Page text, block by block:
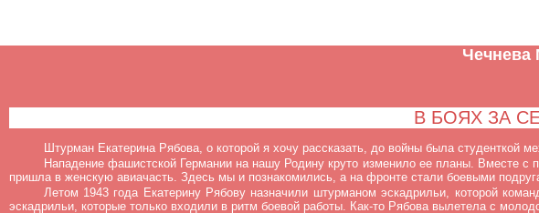
Чечнева
В БОЯХ ЗА
Штурман Екатерина Рябова, о которой я хочу рассказать, до войны была студенткой
Нападение фашистской Германии на нашу Родину круто изменило ее планы. Вместе с
пришла в женскую авиачасть. Здесь мы и познакомились, а на фронте стали боевыми
Летом 1943 года Екатерину Рябову назначили штурманом эскадрильи, которой
эскадрильи, которые только входили в ритм боевой работы. Как-то Рябова вылетела с